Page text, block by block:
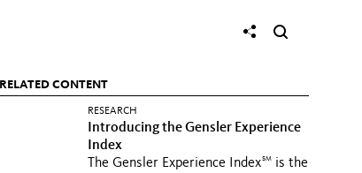
RELATED CONTENT
RESEARCH
Introducing the Gensler Experience
Index
The Gensler Experience IndexSM
is the